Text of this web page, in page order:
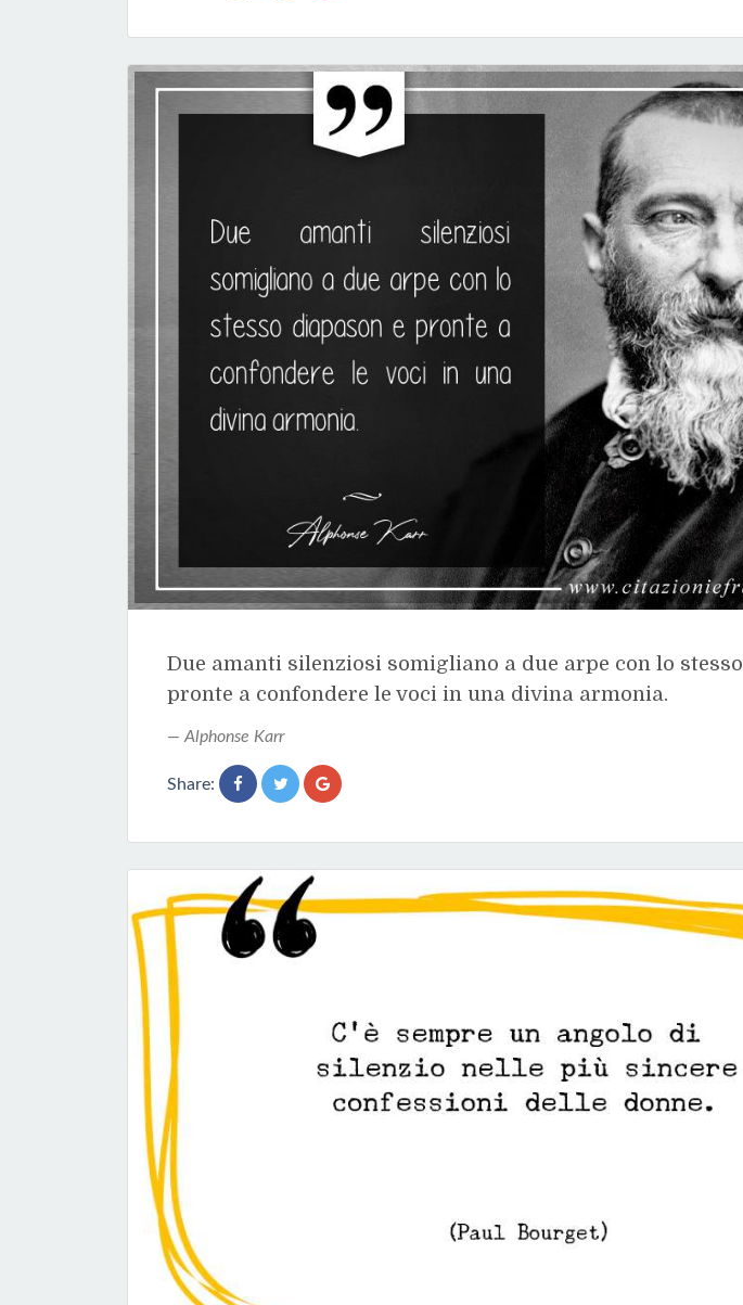
Due amanti silenziosi somigliano a due arpe con lo
pronte a confondere le voci in una divina armonia.
Alphonse Karr
Share: